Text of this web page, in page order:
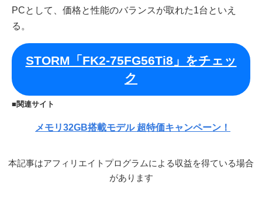
PCとして、価格と性能のバランスが取れた1台といえ
る。
STORM「FK2-75FG56Ti8」をチェッ
ク
■関連サイト
メモリ32GB搭載モデル 超特価キャンペーン！
本記事はアフィリエイトプログラムによる収益を得ている場合
があります